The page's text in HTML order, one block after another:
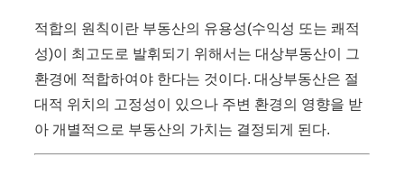
적합의 원칙이란 부동산의 유용성(수익성 또는 쾌적
성)이 최고도로 발휘되기 위해서는 대상부동산이 그
환경에 적합하여야 한다는 것이다. 대상부동산은 절
대적 위치의 고정성이 있으나 주변 환경의 영향을 받
아 개별적으로 부동산의 가치는 결정되게 된다.